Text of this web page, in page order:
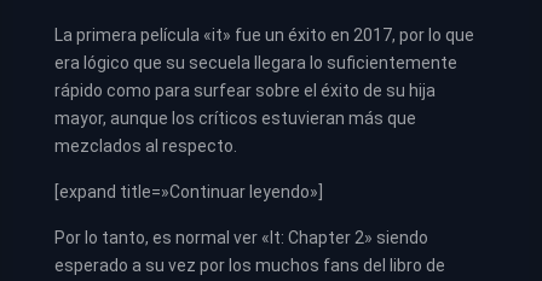
La primera película «it» fue un éxito en 2017, por lo que
era lógico que su secuela llegara lo suficientemente
rápido como para surfear sobre el éxito de su hija
mayor, aunque los críticos estuvieran más que
mezclados al respecto.
[expand title=»Continuar leyendo»]
Por lo tanto, es normal ver «It: Chapter 2» siendo
esperado a su vez por los muchos fans del libro de